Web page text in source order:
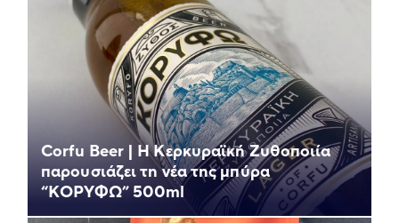
Corfu Beer | Η Κερκυραϊκή Ζυθοποιία
παρουσιάζει τη νέα της μπύρα
“ΚΟΡΥΦΩ” 500ml